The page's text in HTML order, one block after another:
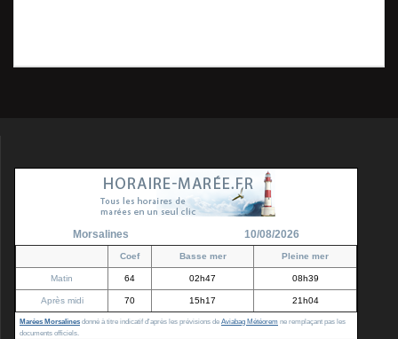
Morsalines 10/08/2026
Coef Basse mer Pleine mer
Matin 64 02h47 08h39
Après midi 70 15h17 21h04
Marées Morsalines donné à titre indicatif d'après les prévisions de Aviabag Météorem ne remplaçant pas les
documents officiels.